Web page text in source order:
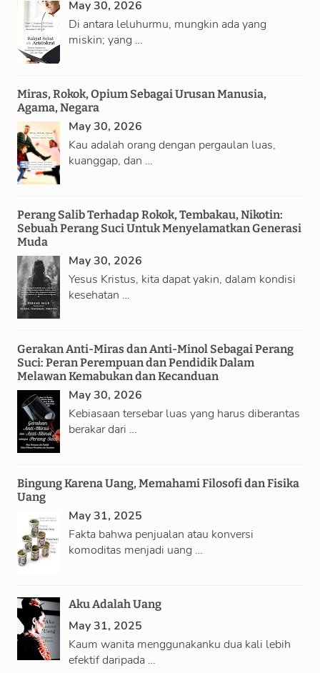
May 30, 2026
Di antara leluhurmu, mungkin ada yang
miskin; yang …
Miras, Rokok, Opium Sebagai Urusan Manusia,
Agama, Negara
May 30, 2026
Kau adalah orang dengan pergaulan luas,
kuanggap, dan …
Perang Salib Terhadap Rokok, Tembakau, Nikotin:
Sebuah Perang Suci Untuk Menyelamatkan Generasi
Muda
May 30, 2026
Yesus Kristus, kita dapat yakin, dalam kondisi
kesehatan …
Gerakan Anti-Miras dan Anti-Minol Sebagai Perang
Suci: Peran Perempuan dan Pendidik Dalam
Melawan Kemabukan dan Kecanduan
May 30, 2026
Kebiasaan tersebar luas yang harus diberantas
berakar dari …
Bingung Karena Uang, Memahami Filosofi dan Fisika
Uang
May 31, 2025
Fakta bahwa penjualan atau konversi
komoditas menjadi uang …
Aku Adalah Uang
May 31, 2025
Kaum wanita menggunakanku dua kali lebih
efektif daripada …